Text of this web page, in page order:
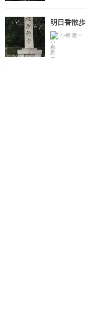
明日香散歩
小柳 恵一